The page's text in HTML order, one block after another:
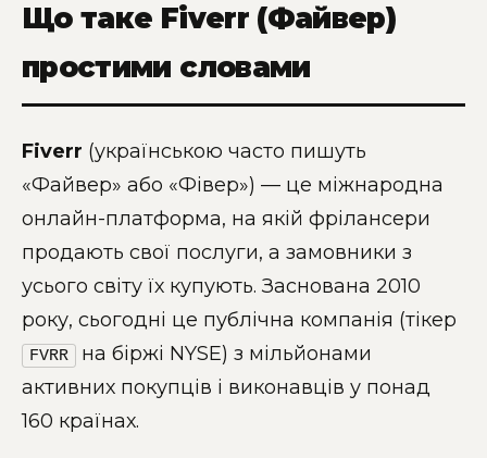
Що таке Fiverr (Файвер)
простими словами
Fiverr (українською часто пишуть
«Файвер» або «Фівер») — це міжнародна
онлайн-платформа, на якій фрілансери
продають свої послуги, а замовники з
усього світу їх купують. Заснована 2010
року, сьогодні це публічна компанія (тікер
FVRR
на біржі NYSE) з мільйонами
активних покупців і виконавців у понад
160 країнах.